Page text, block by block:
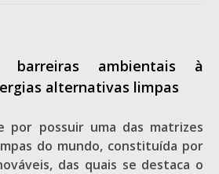
barreiras ambientais à
alternativas limpas
por possuir uma das matrizes
do mundo, constituída por
das quais se destaca o